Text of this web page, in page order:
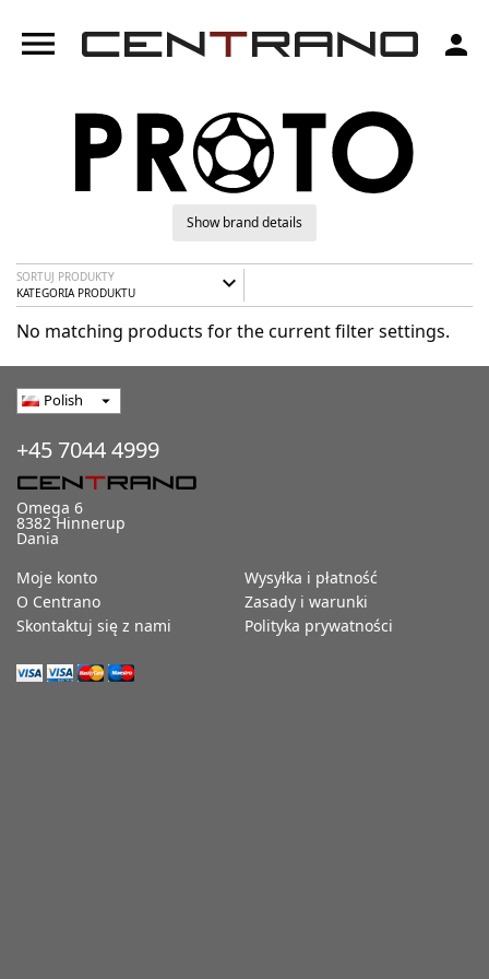
menu person
Show brand details
SORTUJ PRODUKTY
KATEGORIA PRODUKTU
expand_more
No matching products for the current filter settings.
Polish arrow_drop_down
+45 7044 4999
Omega 6
8382 Hinnerup
Dania
Moje konto
O Centrano
Skontaktuj się z nami
Wysyłka i płatność
Zasady i warunki
Polityka prywatności